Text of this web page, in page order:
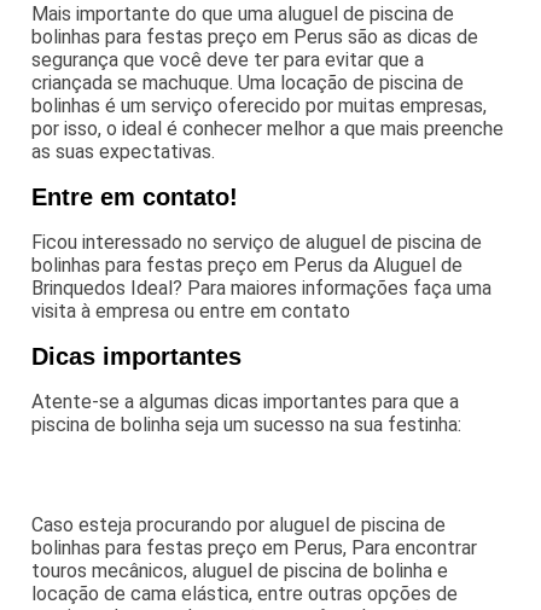
Mais importante do que uma aluguel de piscina de
bolinhas para festas preço em Perus são as dicas de
segurança que você deve ter para evitar que a
criançada se machuque. Uma locação de piscina de
bolinhas é um serviço oferecido por muitas empresas,
por isso, o ideal é conhecer melhor a que mais preenche
as suas expectativas.
Entre em contato!
Ficou interessado no serviço de aluguel de piscina de
bolinhas para festas preço em Perus da Aluguel de
Brinquedos Ideal? Para maiores informações faça uma
visita à empresa ou entre em contato
Dicas importantes
Atente-se a algumas dicas importantes para que a
piscina de bolinha seja um sucesso na sua festinha:
Caso esteja procurando por aluguel de piscina de
bolinhas para festas preço em Perus, Para encontrar
touros mecânicos, aluguel de piscina de bolinha e
locação de cama elástica, entre outras opções de